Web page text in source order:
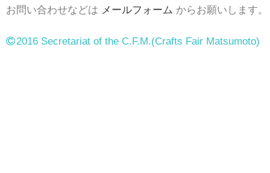
お問い合わせなどは メールフォーム からお願いします。
2016 Secretariat of the C.F.M.(Crafts Fair Matsumoto)